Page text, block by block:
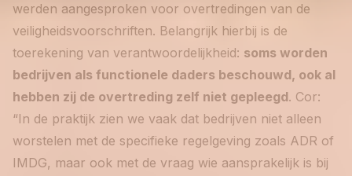
werden aangesproken voor overtredingen van de
veiligheidsvoorschriften. Belangrijk hierbij is de
toerekening van verantwoordelijkheid: soms worden
bedrijven als functionele daders beschouwd, ook al
hebben zij de overtreding zelf niet gepleegd. Cor:
“In de praktijk zien we vaak dat bedrijven niet alleen
worstelen met de specifieke regelgeving zoals ADR of
IMDG, maar ook met de vraag wie aansprakelijk is bij